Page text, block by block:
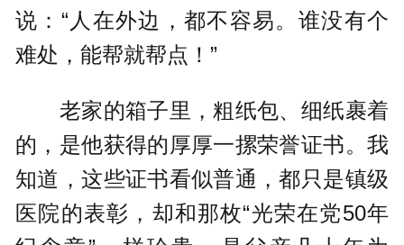
说：“人在外边，都不容易。谁没有个
难处，能帮就帮点！”
老家的箱子里，粗纸包、细纸裹着
的，是他获得的厚厚一摞荣誉证书。我
知道，这些证书看似普通，都只是镇级
医院的表彰，却和那枚“光荣在党50年